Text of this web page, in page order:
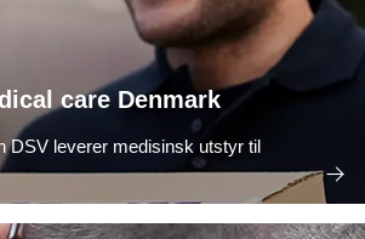
care Denmark
DSV leverer medisinsk utstyr til